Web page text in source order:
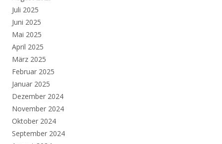
Juli 2025
Juni 2025
Mai 2025
April 2025
März 2025
Februar 2025
Januar 2025
Dezember 2024
November 2024
Oktober 2024
September 2024